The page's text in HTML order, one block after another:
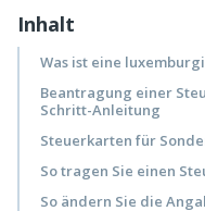
Inhalt
Was ist eine
Beantragung einer
Schritt-Anleitung
Steuerkarten für
So tragen Sie einen
So ändern Sie die